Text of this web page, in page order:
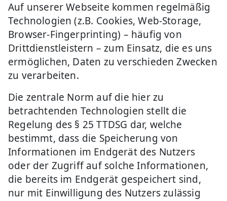
Auf unserer Webseite kommen regelmäßig
Technologien (z.B. Cookies, Web-Storage,
Browser-Fingerprinting) – häufig von
Drittdienstleistern – zum Einsatz, die es uns
ermöglichen, Daten zu verschieden Zwecken
zu verarbeiten.
Die zentrale Norm auf die hier zu
betrachtenden Technologien stellt die
Regelung des § 25 TTDSG dar, welche
bestimmt, dass die Speicherung von
Informationen im Endgerät des Nutzers
oder der Zugriff auf solche Informationen,
die bereits im Endgerät gespeichert sind,
nur mit Einwilligung des Nutzers zulässig